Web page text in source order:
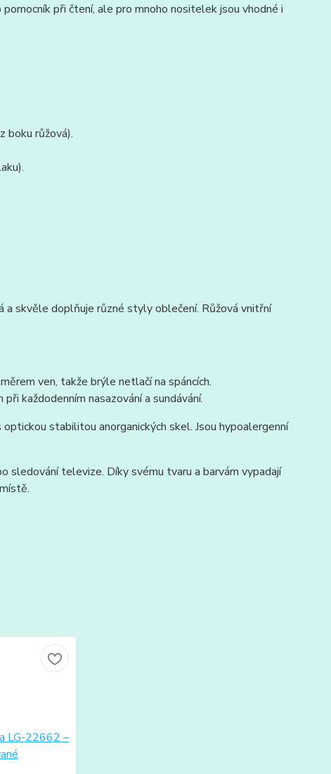
při čtení, ale pro mnoho nositelek jsou vhodné i
boku růžová).
a skvěle doplňuje různé styly oblečení. Růžová vnitřní
ven, takže brýle netlačí na spáncích.
každodenním nasazování a sundávání.
stabilitou anorganických skel. Jsou hypoalergenní
sledování televize. Díky svému tvaru a barvám vypadají